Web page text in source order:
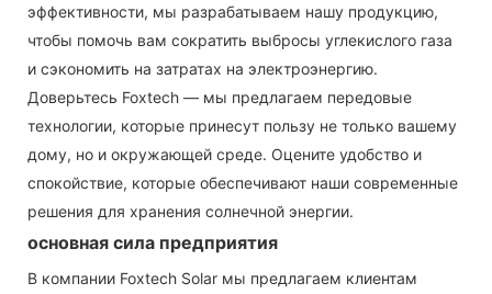
эффективности, мы разрабатываем нашу продукцию,
чтобы помочь вам сократить выбросы углекислого газа
и сэкономить на затратах на электроэнергию.
Доверьтесь Foxtech — мы предлагаем передовые
технологии, которые принесут пользу не только вашему
дому, но и окружающей среде. Оцените удобство и
спокойствие, которые обеспечивают наши современные
решения для хранения солнечной энергии.
основная сила предприятия
В компании Foxtech Solar мы предлагаем клиентам